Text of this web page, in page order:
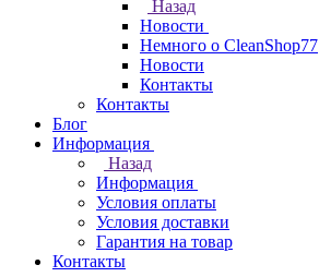
Назад
Новости
Немного о CleanShop77
Новости
Контакты
Контакты
Блог
Информация
Назад
Информация
Условия оплаты
Условия доставки
Гарантия на товар
Контакты